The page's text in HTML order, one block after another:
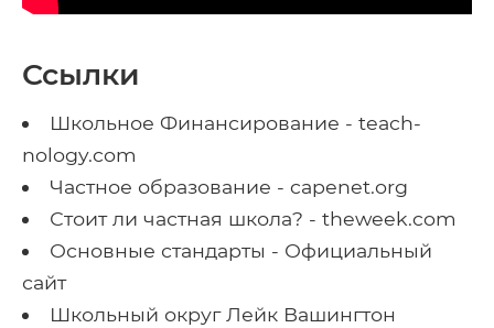
Ссылки
Школьное Финансирование - teach-
nology.com
Частное образование - capenet.org
Стоит ли частная школа? - theweek.com
Основные стандарты - Официальный
сайт
Школьный округ Лейк Вашингтон